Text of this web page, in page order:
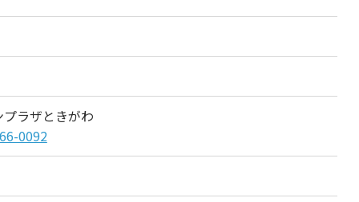
ラザときがわ
0092